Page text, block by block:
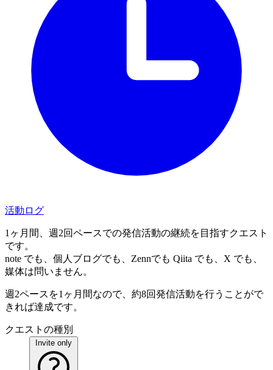
活動ログ
1ヶ月間、週2回ペースでの発信活動の継続を目指すクエスト
です。
note でも、個人ブログでも、Zennでも Qiita でも、X でも、
媒体は問いません。
週2ペースを1ヶ月間なので、約8回発信活動を行うことがで
きれば達成です。
クエストの種別
Invite only